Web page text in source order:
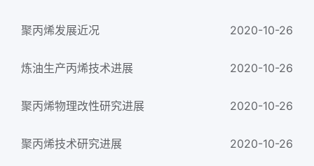
聚丙烯发展近况 2020-10-26
炼油生产丙烯技术进展 2020-10-26
聚丙烯物理改性研究进展 2020-10-26
聚丙烯技术研究进展 2020-10-26